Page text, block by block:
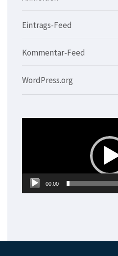
Eintrags-Feed
Kommentar-Feed
WordPress.org
00:00